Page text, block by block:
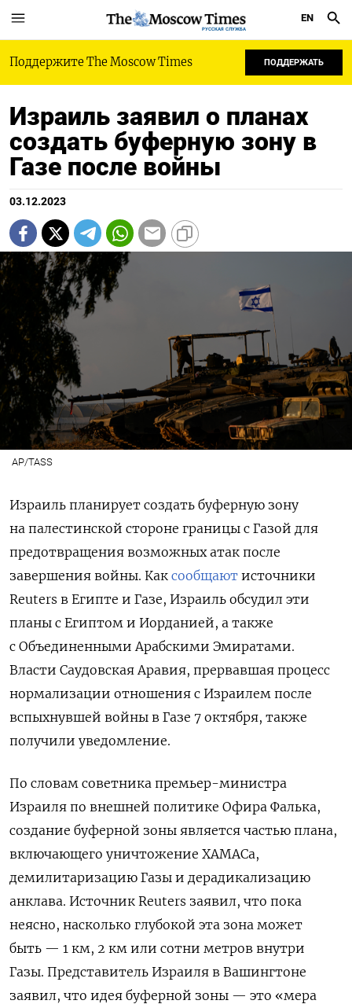
РУССКАЯ СЛУЖБА
EN
Поддержите The Moscow Times ПОДДЕРЖАТЬ
Израиль заявил о планах
создать буферную зону в
Газе после войны
03.12.2023
AP/TASS
Израиль планирует создать буферную зону
на палестинской стороне границы с Газой для
предотвращения возможных атак после
завершения войны. Как сообщают источники
Reuters в Египте и Газе, Израиль обсудил эти
планы с Египтом и Иорданией, а также
с Объединенными Арабскими Эмиратами.
Власти Саудовская Аравия, прервавшая процесс
нормализации отношения с Израилем после
вспыхнувшей войны в Газе 7 октября, также
получили уведомление.
По словам советника премьер-министра
Израиля по внешней политике Офира Фалька,
создание буферной зоны является частью плана,
включающего уничтожение ХАМАСа,
демилитаризацию Газы и дерадикализацию
анклава. Источник Reuters заявил, что пока
неясно, насколько глубокой эта зона может
быть — 1 км, 2 км или сотни метров внутри
Газы. Представитель Израиля в Вашингтоне
заявил, что идея буферной зоны — это «мера